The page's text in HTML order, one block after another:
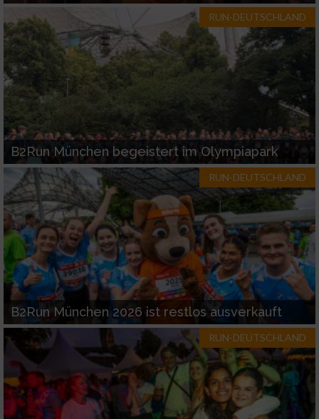
RUN-DEUTSCHLAND
B2Run München begeistert im Olympiapark
RUN-DEUTSCHLAND
B2Run München 2026 ist restlos ausverkauft
RUN-DEUTSCHLAND